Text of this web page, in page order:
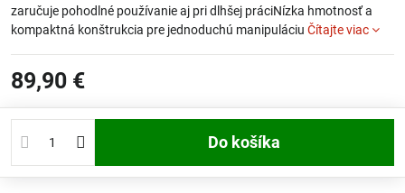
zaručuje pohodlné používanie aj pri dlhšej práciNízka hmotnosť a
kompaktná konštrukcia pre jednoduchú manipuláciu Čítajte viac
89,90 €
Do košíka